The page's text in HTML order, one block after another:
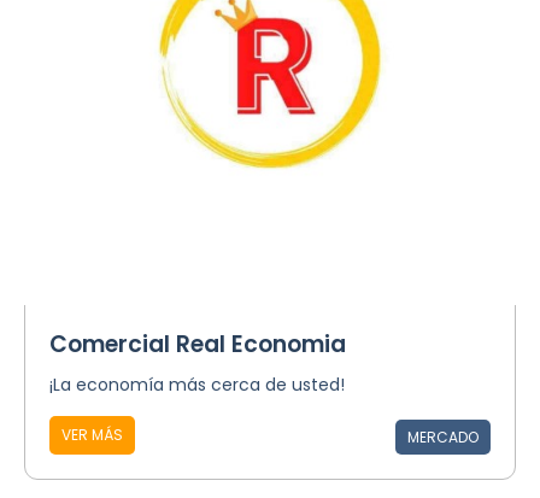
Comercial Real Economia
¡La economía más cerca de usted!
VER MÁS MERCADO